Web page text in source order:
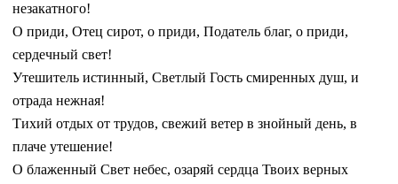
незакатного!
О приди, Отец сирот, о приди, Податель благ, о приди,
сердечный свет!
Утешитель истинный, Светлый Гость смиренных душ, и
отрада нежная!
Тихий отдых от трудов, свежий ветер в знойный день, в
плаче утешение!
О блаженный Свет небес, озаряй сердца Твоих верных